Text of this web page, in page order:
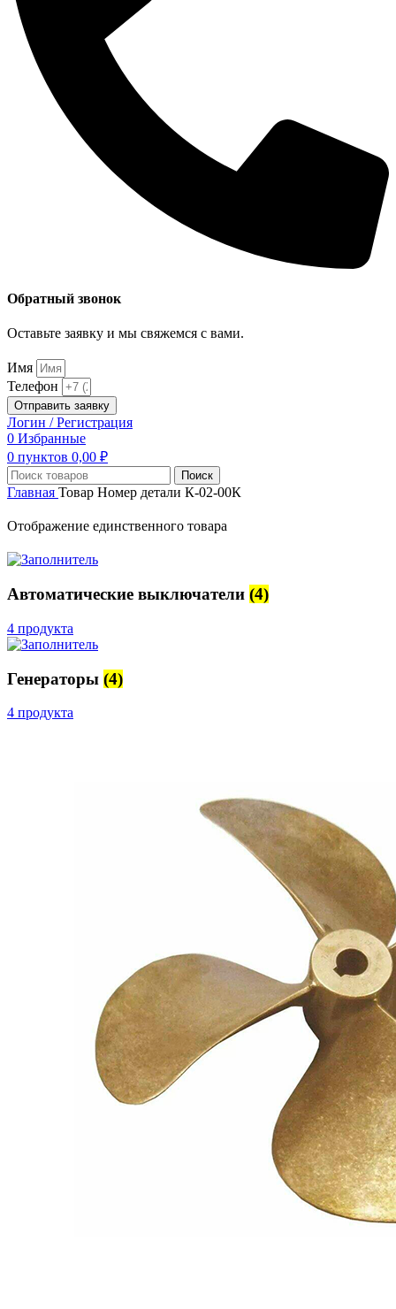
Обратный звонок
Оставьте заявку и мы свяжемся с вами.
Имя
Телефон
Отправить заявку
Логин / Регистрация
0 Избранные
0 пунктов 0,00 ₽
Поиск
Главная Товар Номер детали К-02-00К
Отображение единственного товара
Автоматические выключатели (4)
4 продукта
Генераторы (4)
4 продукта